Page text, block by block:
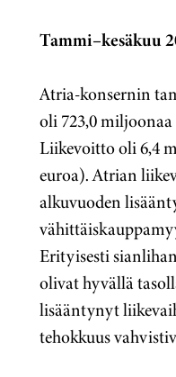
Tammi–kesäkuu
Atria-konsernin
oli 723,0
Liikevoitto oli 6,4
euroa). Atrian
alkuvuoden
Erityisesti
olivat hyvällä
lisääntynyt
tehokkuus